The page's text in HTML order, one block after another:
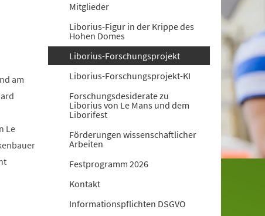
am
Le
Mitglieder
Liborius-Figur in der Krippe des
Hohen Domes
Liborius-Forschungsprojekt
Liborius-Forschungsprojekt-KI
Forschungsdesiderate zu
Liborius von Le Mans und dem
Liborifest
Förderungen wissenschaftlicher
Arbeiten
Festprogramm 2026
Kontakt
Informationspflichten DSGVO